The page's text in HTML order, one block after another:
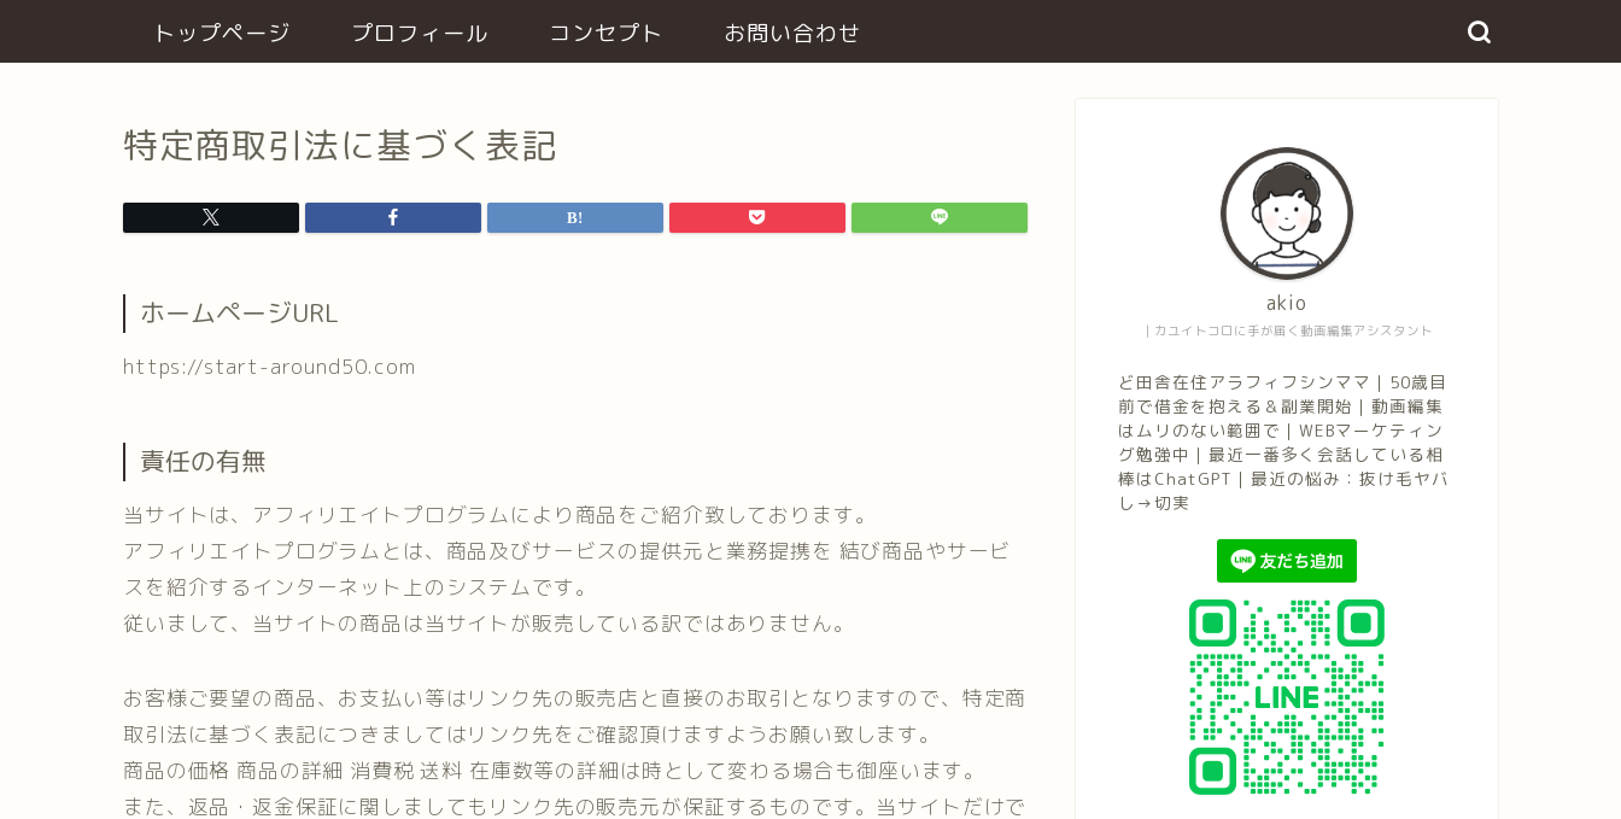
トップページ プロフィール コンセプト お問い合わせ
特定商取引法に基づく表記
ホームページURL
https://start-around50.com
責任の有無
当サイトは、アフィリエイトプログラムにより商品をご紹介致しております。
アフィリエイトプログラムとは、商品及びサービスの提供元と業務提携を 結び商品やサービ
スを紹介するインターネット上のシステムです。
従いまして、当サイトの商品は当サイトが販売している訳ではありません。
お客様ご要望の商品、お支払い等はリンク先の販売店と直接のお取引となりますので、特定商
取引法に基づく表記につきましてはリンク先をご確認頂けますようお願い致します。
商品の価格 商品の詳細 消費税 送料 在庫数等の詳細は時として変わる場合も御座います。
また、返品・返金保証に関しましてもリンク先の販売元が保証するものです。当サイトだけで
｜カユイトコロに手が届く動画編集アシスタント
akio
ど田舎在住アラフィフシンママ｜50歳目
前で借金を抱える＆副業開始｜動画編集
はムリのない範囲で｜WEBマーケティン
グ勉強中｜最近一番多く会話している相
棒はChatGPT｜最近の悩み：抜け毛ヤバ
し→切実